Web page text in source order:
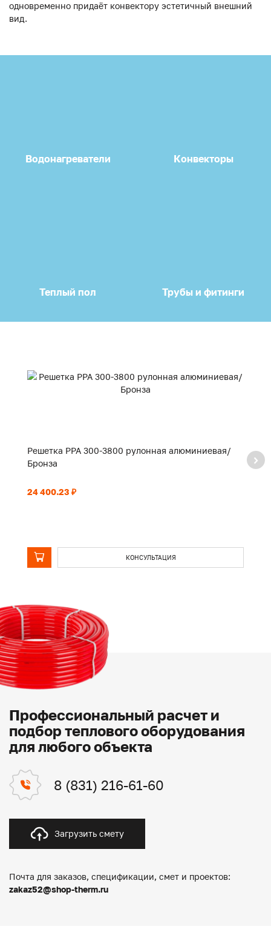
одновременно придаёт конвектору эстетичный внешний
вид.
Водонагреватели Конвекторы
Теплый пол Трубы и фитинги
Решетка PPA 300-3800 рулонная алюминиевая/
Бронза
24 400.23 ₽
КОНСУЛЬТАЦИЯ
Профессиональный расчет и
подбор теплового оборудования
для любого объекта
8 (831) 216-61-60
Загрузить смету
Почта для заказов, спецификации, смет и проектов:
zakaz52@shop-therm.ru